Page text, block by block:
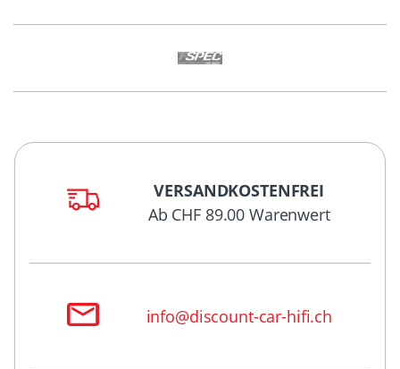
VERSANDKOSTENFREI
Ab CHF 89.00 Warenwert
info@discount-car-hifi.ch